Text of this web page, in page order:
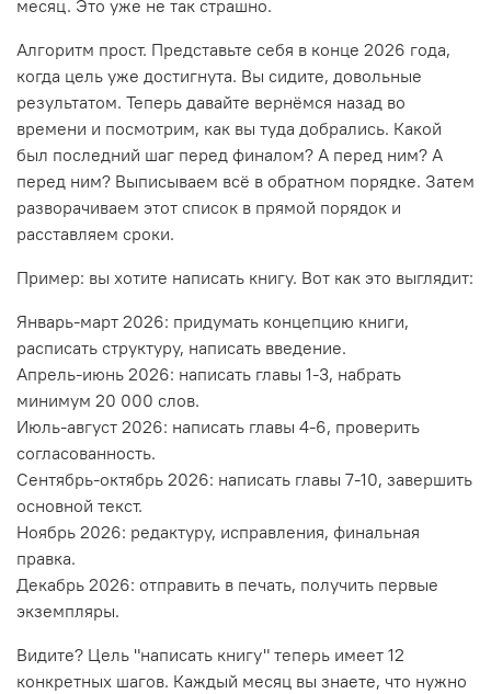
месяц. Это уже не так страшно.
Алгоритм прост. Представьте себя в конце 2026 года,
когда цель уже достигнута. Вы сидите, довольные
результатом. Теперь давайте вернёмся назад во
времени и посмотрим, как вы туда добрались. Какой
был последний шаг перед финалом? А перед ним? А
перед ним? Выписываем всё в обратном порядке. Затем
разворачиваем этот список в прямой порядок и
расставляем сроки.
Пример: вы хотите написать книгу. Вот как это выглядит:
Январь-март 2026: придумать концепцию книги,
расписать структуру, написать введение.
Апрель-июнь 2026: написать главы 1-3, набрать
минимум 20 000 слов.
Июль-август 2026: написать главы 4-6, проверить
согласованность.
Сентябрь-октябрь 2026: написать главы 7-10, завершить
основной текст.
Ноябрь 2026: редактуру, исправления, финальная
правка.
Декабрь 2026: отправить в печать, получить первые
экземпляры.
Видите? Цель "написать книгу" теперь имеет 12
конкретных шагов. Каждый месяц вы знаете, что нужно